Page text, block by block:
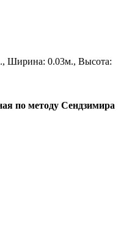
Ширина: 0.03м., Высота:
по методу Сендзимира